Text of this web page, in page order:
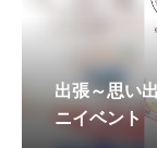
出張～思い
ニイベント